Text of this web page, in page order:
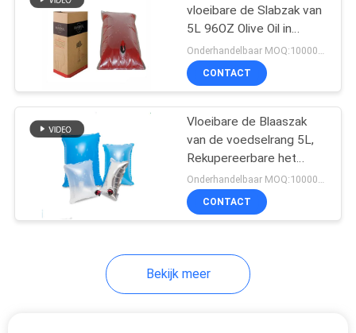
plantaardige
verpakkende zak
Plastic Leidingenzak
vloeibare de Slabzak van
5L 96OZ Olive Oil in
Doosklep
CONTACT
Vloeibare de Blaaszak
van de voedselrang 5L,
Rekupereerbare het
Spuitenzakken van
VMPET
Onderhandelbaar MOQ:10000PCS
CONTACT
Bekijk meer